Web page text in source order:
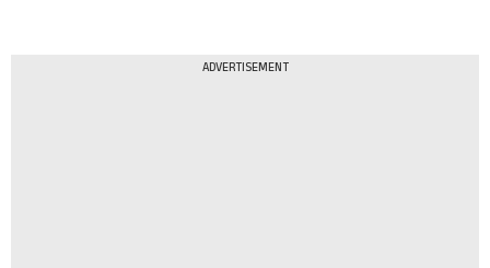
ADVERTISEMENT